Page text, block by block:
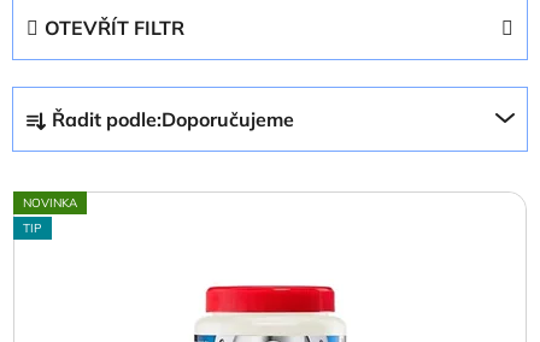
OTEVŘÍT FILTR
a
z
e
n
Řadit podle:Doporučujeme
V
ý
NOVINKA
TIP